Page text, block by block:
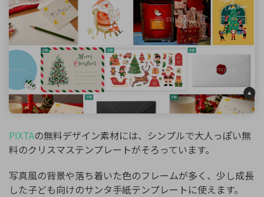
PIXTAの無料デザイン素材には、シンプルで大人っぽい無
料のクリスマステンプレートがそろっています。
写真風の背景や落ち着いた色のフレームが多く、少し成長
した子ども向けのサンタ手紙テンプレートに使えます。